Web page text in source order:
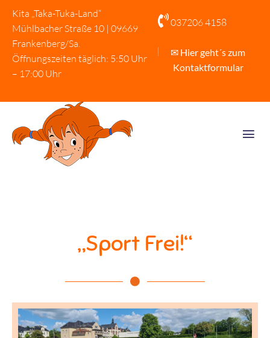
Kita „Taka-Tuka-Land“
Mühlbacher Straße 10 | 09669
Frankenberg/Sa.
Öffnungszeiten täglich: 5:50 Uhr
– 17:00 Uhr
037206 4158
✉ Hier geht´s zum
Kontaktformular
„Sport Frei!“